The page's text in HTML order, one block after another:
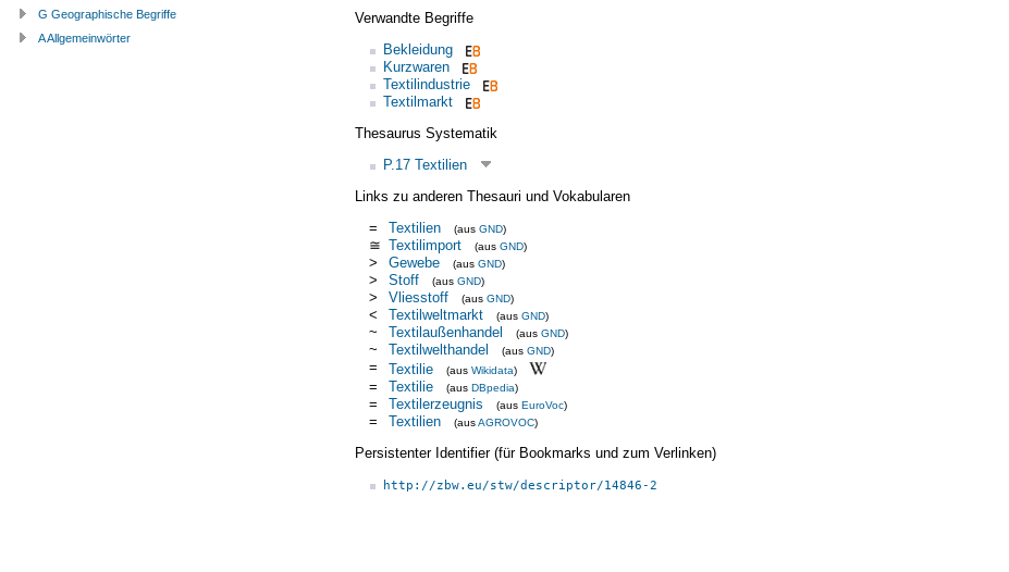
Verwandte Begriffe
Bekleidung
Kurzwaren
Textilindustrie
Textilmarkt
Thesaurus Systematik
P.17 Textilien
Links zu anderen Thesauri und Vokabularen
=
Textilien (aus GND)
≅ Textilimport (aus GND)
> Gewebe (aus GND)
> Stoff (aus GND)
> Vliesstoff (aus GND)
< Textilweltmarkt (aus GND)
~ Textilaußenhandel (aus GND)
~ Textilwelthandel (aus GND)
= Textilie (aus Wikidata)
= Textilie (aus DBpedia)
= Textilerzeugnis (aus EuroVoc)
= Textilien (ausAGROVOC)
Persistenter Identifier (für Bookmarks und zum Verlinken)
http://zbw.eu/stw/descriptor/14846-2
G Geographische Begriffe
A Allgemeinwörter